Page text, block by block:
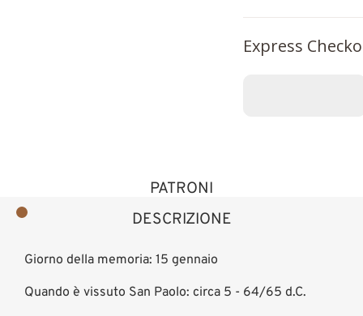
Express
DESCRIZIONE
PATRONI
Giorno della memoria: 15 gennaio
Quando è vissuto San Paolo: circa 5 - 64/65 d.C.